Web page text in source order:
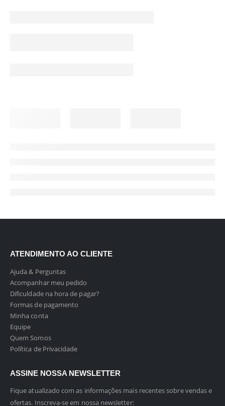
ATENDIMENTO AO CLIENTE
Ajuda & Perguntas
Acompanhar meu pedido
Dificuldade na hora de pagar?
Formas de pagamento
Minha conta
Equipe
Quem Somos
Política de Privacidade
ASSINE NOSSA NEWSLETTER
Fique atualizado com as informações mais recentes sobre vendas e
ofertas. Inscreva-se em nossa newsletter: